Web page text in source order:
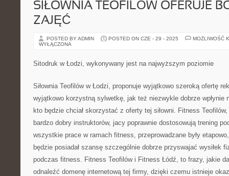
SIŁOWNIA TEOFILÓW OFERUJE
ZAJĘĆ
POSTED BY ADMIN POSTED ON CZE - 29 - 2025
MOŻLIWOŚĆ
WYŁĄCZONA
Sitodruk w Łodzi, wykonywany jest na najwyższym poziomie
Siłownia Teofilów w Łodzi, proponuje wyjątkowo szeroką ofertę
wyjątkowo korzystną sylwetkę, jak też niezwykle dobrze wpłynie
kto będzie chciał skorzystać z oferty tej siłowni. Fitness
bardzo dobry instruktorów, jacy poprawnie dostosowują trening
wszystkie prace w ramach fitness, przeprowadzane były
będzie posiadał szansę szczególnie dobrze przyswajać wysiłek
podczas fitness. Fitness Teofilów i Fitness Łódź, to frazy, jakie
odnaleźć domenę internetową tej firmy, dzięki czemu istnieje